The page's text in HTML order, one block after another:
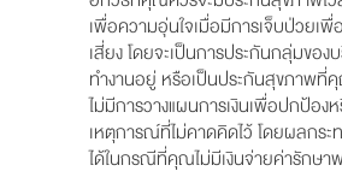
เพื่อความอุ่นใจเมื่อมีการเจ็บป่วยเ
เสี่ยง โดยจะเป็นการประกันกลุ่มขอ
ทำงานอยู่ หรือเป็นประกันสุขภาพที่
ไม่มีการวางแผนการเงินเพื่อปกป้อง
เหตุการณ์ที่ไม่คาดคิดไว้ โดยผลกระ
ได้ในกรณีที่คุณไม่มีเงินจ่ายค่ารักษา